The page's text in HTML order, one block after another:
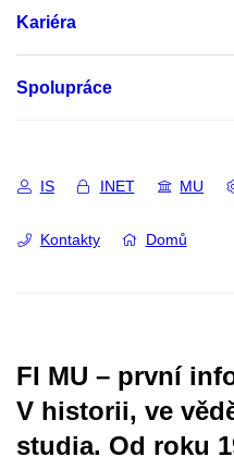
Kariéra
Spolupráce
IS INET MU
Kontakty Domů
FI MU – první
V historii, ve
studia. Od roku